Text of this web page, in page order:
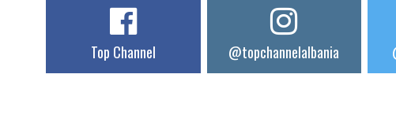
Top Channel @topchannelalbania